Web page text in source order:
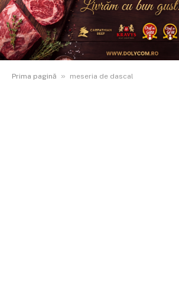
Prima pagină » meseria de dascal